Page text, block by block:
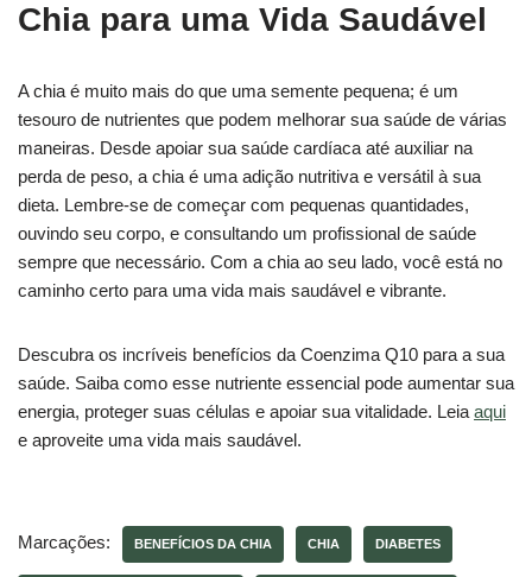
Chia para uma Vida Saudável
A chia é muito mais do que uma semente pequena; é um
tesouro de nutrientes que podem melhorar sua saúde de várias
maneiras. Desde apoiar sua saúde cardíaca até auxiliar na
perda de peso, a chia é uma adição nutritiva e versátil à sua
dieta. Lembre-se de começar com pequenas quantidades,
ouvindo seu corpo, e consultando um profissional de saúde
sempre que necessário. Com a chia ao seu lado, você está no
caminho certo para uma vida mais saudável e vibrante.
Descubra os incríveis benefícios da Coenzima Q10 para a sua
saúde. Saiba como esse nutriente essencial pode aumentar sua
energia, proteger suas células e apoiar sua vitalidade. Leia aqui
e aproveite uma vida mais saudável.
Marcações: BENEFÍCIOS DA CHIA CHIA DIABETES